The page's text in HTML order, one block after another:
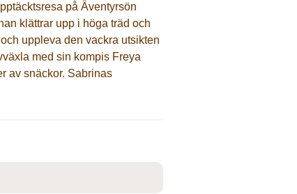
på Äventyrsön
klättrar upp i höga träd och
uppleva den vackra utsikten
med sin kompis Freya
av snäckor. Sabrinas